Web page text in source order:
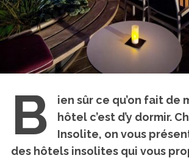
B
ien sûr ce qu’on fait de
hôtel c’est d’y dormir.
Insolite, on vous
des hôtels insolites qui vous